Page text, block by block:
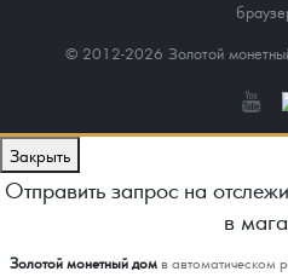
© 2012-2026 Золотой
Закрыть
Отправить запрос на
в
Золотой монетный домв автоматическом